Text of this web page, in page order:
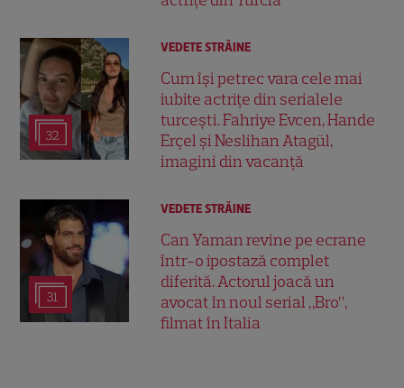
32
VEDETE STRĂINE
Cum își petrec vara cele mai
iubite actrițe din serialele
turcești. Fahriye Evcen, Hande
Erçel și Neslihan Atagül,
imagini din vacanță
31
VEDETE STRĂINE
Can Yaman revine pe ecrane
într-o ipostază complet
diferită. Actorul joacă un
avocat în noul serial „Bro”,
filmat în Italia